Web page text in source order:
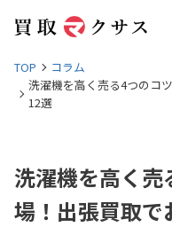
TOP
コラム
洗濯機を高く売る4つのコ
12選
洗濯機を高く
場！出張買取